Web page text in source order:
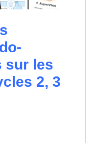
sur les
2, 3